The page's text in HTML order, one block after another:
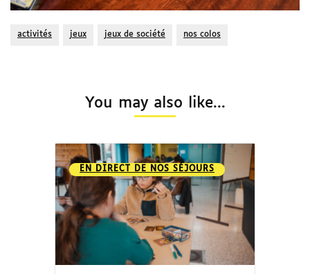
activités jeux jeux de société nos colos
You may also like...
EN DIRECT DE NOS SÉJOURS